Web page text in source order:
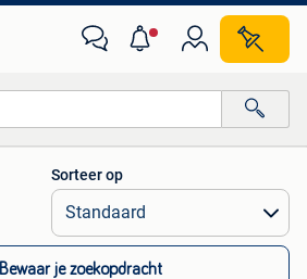
Alle afstanden…
Sorteer op
Bewaar je zoekopdracht